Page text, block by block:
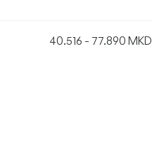
40.516 - 77.890 MKD